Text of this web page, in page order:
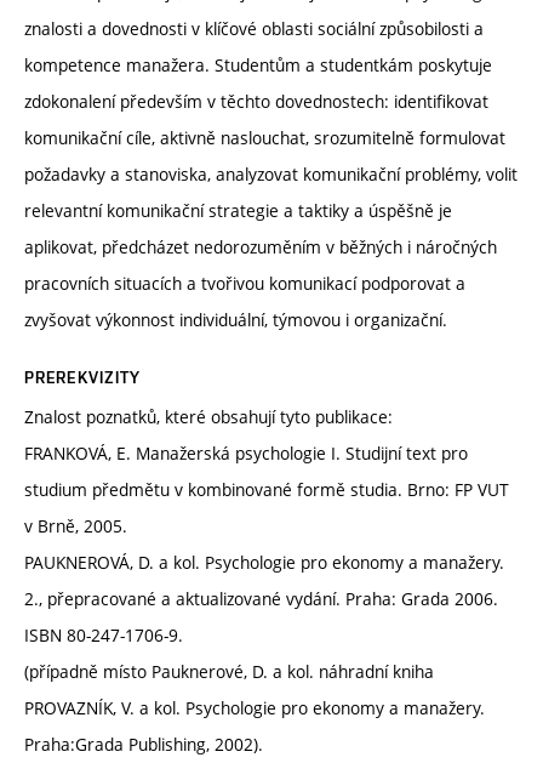
znalosti a dovednosti v klíčové oblasti sociální způsobilosti a
kompetence manažera. Studentům a studentkám poskytuje
zdokonalení především v těchto dovednostech: identifikovat
komunikační cíle, aktivně naslouchat, srozumitelně formulovat
požadavky a stanoviska, analyzovat komunikační problémy, volit
relevantní komunikační strategie a taktiky a úspěšně je
aplikovat, předcházet nedorozuměním v běžných i náročných
pracovních situacích a tvořivou komunikací podporovat a
zvyšovat výkonnost individuální, týmovou i organizační.
PREREKVIZITY
Znalost poznatků, které obsahují tyto publikace:
FRANKOVÁ, E. Manažerská psychologie I. Studijní text pro
studium předmětu v kombinované formě studia. Brno: FP VUT
v Brně, 2005.
PAUKNEROVÁ, D. a kol. Psychologie pro ekonomy a manažery.
2., přepracované a aktualizované vydání. Praha: Grada 2006.
ISBN 80-247-1706-9.
(případně místo Pauknerové, D. a kol. náhradní kniha
PROVAZNÍK, V. a kol. Psychologie pro ekonomy a manažery.
Praha:Grada Publishing, 2002).